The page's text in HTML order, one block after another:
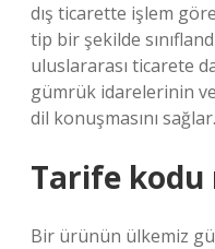
dış ticarette işlem
tip bir şekilde
uluslararası ticarete
gümrük idarelerinin
dil konuşmasını sağlar.
Tarife kodu
Bir ürünün ülkemiz